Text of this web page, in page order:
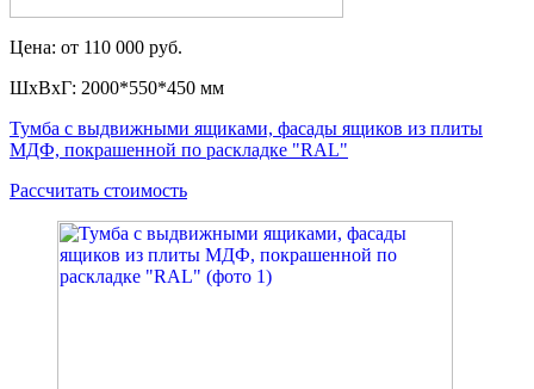
Цена: от 110 000 руб.
ШxВxГ: 2000*550*450 мм
Тумба с выдвижными ящиками, фасады ящиков из плиты
МДФ, покрашенной по раскладке "RAL"
Рассчитать стоимость